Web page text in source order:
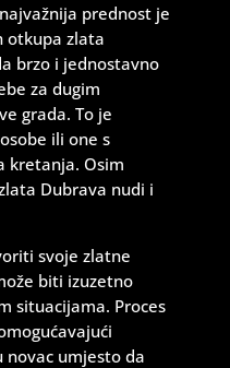
prednost je
otkupa zlata
brzo i jednostavno
za dugim
grada. To je
ili one s
kretanja. Osim
Dubrava nudi i
svoje zlatne
biti izuzetno
situacijama. Proces
umjesto da